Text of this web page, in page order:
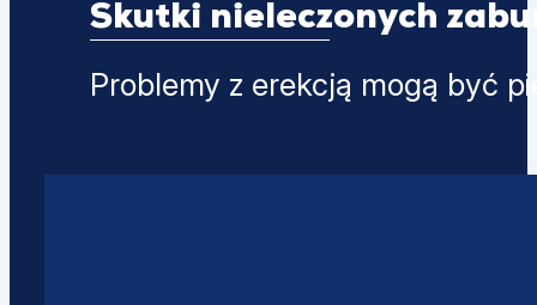
Skutki nieleczonych
Problemy z erekcją mogą być